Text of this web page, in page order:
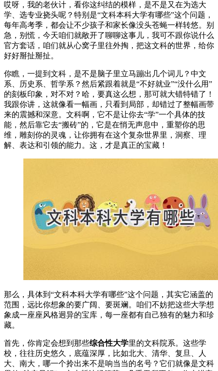
哎呀，我的老伙计，看你这纠结的模样，是不是又在为选大
学、选专业挠头呢？特别是“文科本科大学有哪些”这个问题，
每年高考季，都会让不少孩子和家长像没头苍蝇一样转悠。别
急，别慌，今天咱们就敞开了聊聊这事儿，我可不跟你说什么
官方套话，咱们就从心窝子里往外掏，把这文科的世界，给你
好好掰扯掰扯。
你瞧，一提到文科，是不是脑子里立马蹦出几个词儿？中文
系、历史系、哲学系？然后紧跟着就是“不好就业”“没什么用”
的刻板印象，对不对？哈，要真这么想，那可就大错特错了！
我跟你讲，这就像看一幅画，只看到局部，却错过了整幅画带
来的震撼和深意。文科啊，它不是让你去“学”一个具体的技
能，然后靠它去“搬砖”的，它是在悄无声息中，重塑你的思
维，雕刻你的灵魂，让你拥有在这个复杂世界里，洞察、理
解、表达和引领的能力。这，才是真正的宝藏！
那么，具体到“文科本科大学有哪些”这个问题，其实它涵盖的
范围，远比你想象的要广阔、要斑斓。咱们不妨把这些大学想
象成一座座风格迥异的宝库，每一座都有自己独有的魅力和珍
藏。
首先，你肯定会想到那些综合性大学里的文科院系。这些学
校，往往历史悠久，底蕴深厚，比如北大、清华、复旦、人
大、南大，哪一个拎出来不是响当当的名号？它们就像是文科